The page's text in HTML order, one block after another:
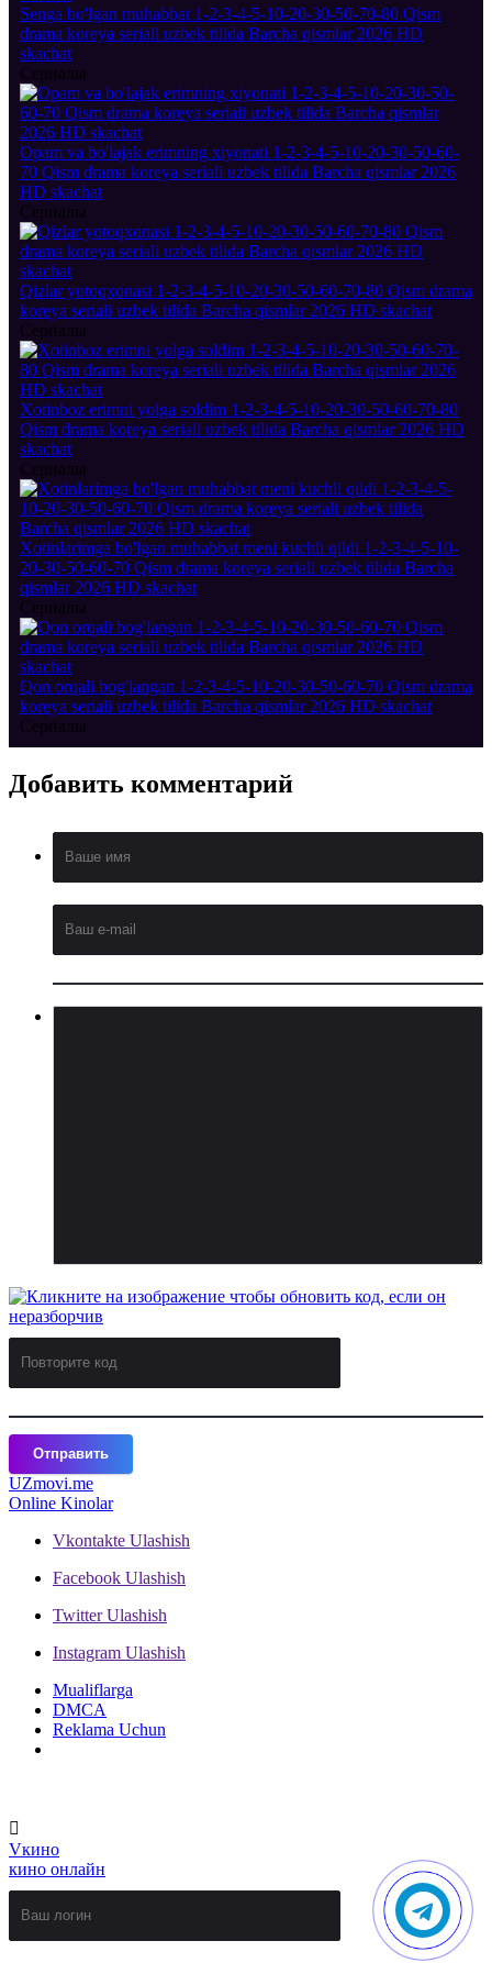
Senga bo'lgan muhabbat 1-2-3-4-5-10-20-30-50-70-80 Qism
drama koreya seriali uzbek tilida Barcha qismlar 2026 HD
skachat
Сериалы
Opam va bo'lajak erimning xiyonati 1-2-3-4-5-10-20-30-50-60-
70 Qism drama koreya seriali uzbek tilida Barcha qismlar 2026
HD skachat
Сериалы
Qizlar yotoqxonasi 1-2-3-4-5-10-20-30-50-60-70-80 Qism drama
koreya seriali uzbek tilida Barcha qismlar 2026 HD skachat
Сериалы
Xotinboz erimni yolga soldim 1-2-3-4-5-10-20-30-50-60-70-80
Qism drama koreya seriali uzbek tilida Barcha qismlar 2026 HD
skachat
Сериалы
Xotinlarimga bo'lgan muhabbat meni kuchli qildi 1-2-3-4-5-10-
20-30-50-60-70 Qism drama koreya seriali uzbek tilida Barcha
qismlar 2026 HD skachat
Сериалы
Qon orqali bog'langan 1-2-3-4-5-10-20-30-50-60-70 Qism drama
koreya seriali uzbek tilida Barcha qismlar 2026 HD skachat
Сериалы
Добавить комментарий
Отправить
UZmovi.me
Online Kinolar
Vkontakte Ulashish
Facebook Ulashish
Twitter Ulashish
Instagram Ulashish
Mualiflarga
DMCA
Reklama Uchun
Vкино
кино онлайн